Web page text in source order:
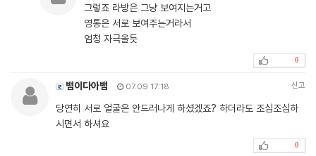
그렇죠 라방은 그냥 보여지는거고
영통은 서로 보여주는거라서
엄청 자극올듯
0
뱀이다아뱀 07.09 17:18 신고
당연히 서로 얼굴은 안드러나게 하셨겠죠? 하더라도 조심조심하
시면서 하셔요
0